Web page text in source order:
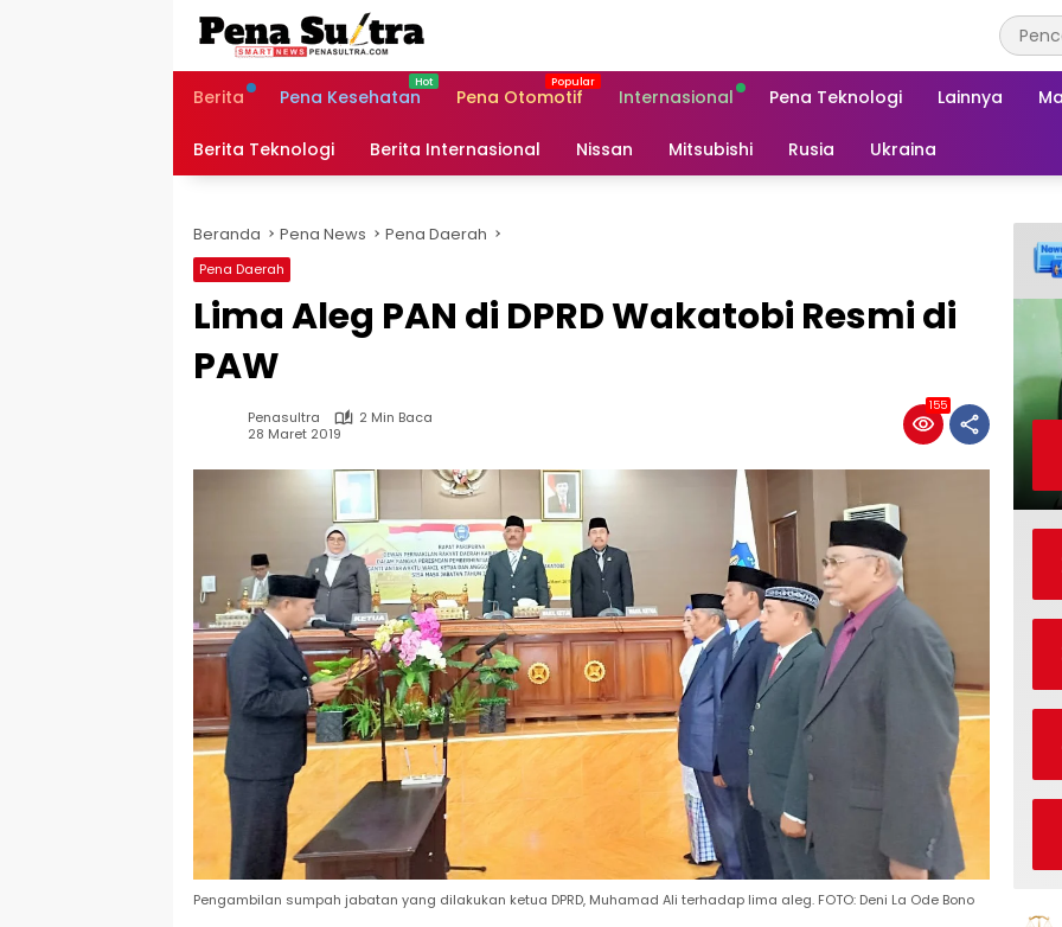
Berita
Pena Kesehatan Pena Otomotif Internasional Pena Teknologi Lainnya
Berita Teknologi Berita Internasional Nissan Mitsubishi Rusia Ukraina
Beranda Pena News Pena Daerah
Pena Daerah
Lima Aleg PAN di DPRD Wakatobi Resmi di
PAW
Penasultra
2 Min Baca
28 Maret 2019
155
Pengambilan sumpah jabatan yang dilakukan ketua DPRD, Muhamad Ali terhadap lima aleg. FOTO: Deni La Ode Bono